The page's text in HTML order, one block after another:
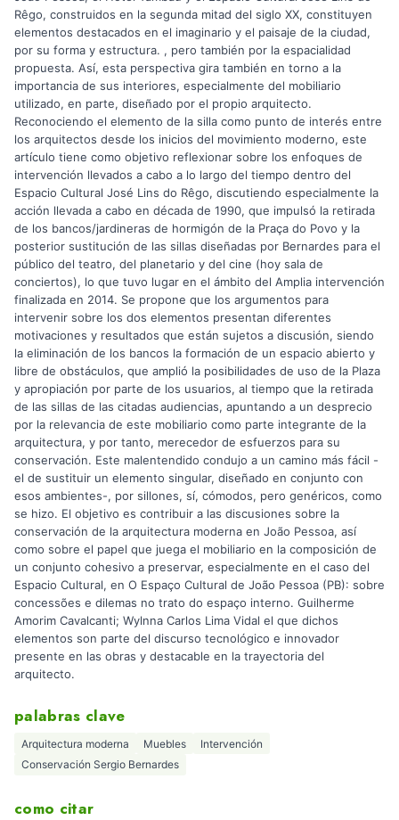
Rêgo, construidos en la segunda mitad del siglo XX, constituyen
elementos destacados en el imaginario y el paisaje de la ciudad,
por su forma y estructura. , pero también por la espacialidad
propuesta. Así, esta perspectiva gira también en torno a la
importancia de sus interiores, especialmente del mobiliario
utilizado, en parte, diseñado por el propio arquitecto.
Reconociendo el elemento de la silla como punto de interés entre
los arquitectos desde los inicios del movimiento moderno, este
artículo tiene como objetivo reflexionar sobre los enfoques de
intervención llevados a cabo a lo largo del tiempo dentro del
Espacio Cultural José Lins do Rêgo, discutiendo especialmente la
acción llevada a cabo en década de 1990, que impulsó la retirada
de los bancos/jardineras de hormigón de la Praça do Povo y la
posterior sustitución de las sillas diseñadas por Bernardes para el
público del teatro, del planetario y del cine (hoy sala de
conciertos), lo que tuvo lugar en el ámbito del Amplia intervención
finalizada en 2014. Se propone que los argumentos para
intervenir sobre los dos elementos presentan diferentes
motivaciones y resultados que están sujetos a discusión, siendo
la eliminación de los bancos la formación de un espacio abierto y
libre de obstáculos, que amplió la posibilidades de uso de la Plaza
y apropiación por parte de los usuarios, al tiempo que la retirada
de las sillas de las citadas audiencias, apuntando a un desprecio
por la relevancia de este mobiliario como parte integrante de la
arquitectura, y por tanto, merecedor de esfuerzos para su
conservación. Este malentendido condujo a un camino más fácil -
el de sustituir un elemento singular, diseñado en conjunto con
esos ambientes-, por sillones, sí, cómodos, pero genéricos, como
se hizo. El objetivo es contribuir a las discusiones sobre la
conservación de la arquitectura moderna en João Pessoa, así
como sobre el papel que juega el mobiliario en la composición de
un conjunto cohesivo a preservar, especialmente en el caso del
Espacio Cultural, en O Espaço Cultural de João Pessoa (PB): sobre
concessões e dilemas no trato do espaço interno. Guilherme
Amorim Cavalcanti; Wylnna Carlos Lima Vidal el que dichos
elementos son parte del discurso tecnológico e innovador
presente en las obras y destacable en la trayectoria del
arquitecto.
palabras clave
Arquitectura moderna Muebles
Intervención
Conservación Sergio Bernardes
como citar